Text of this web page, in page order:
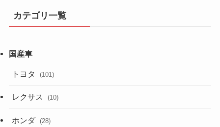
カテゴリ一覧
トヨタ (101)
レクサス (10)
ホンダ (28)